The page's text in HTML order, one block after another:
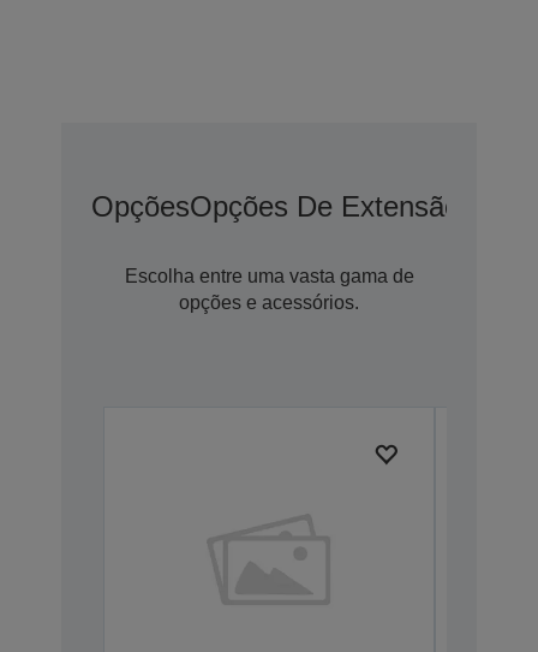
OpçõesOpções De Extensão De
Escolha entre uma vasta gama de
opções e acessórios.